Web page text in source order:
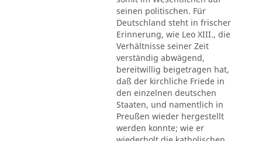
seinen politischen. Für
Deutschland steht in frischer
Erinnerung, wie Leo XIII., die
Verhältnisse seiner Zeit
verständig abwägend,
bereitwillig beigetragen hat,
daß der kirchliche Friede in
den einzelnen deutschen
Staaten, und namentlich in
Preußen wieder hergestellt
werden konnte; wie er